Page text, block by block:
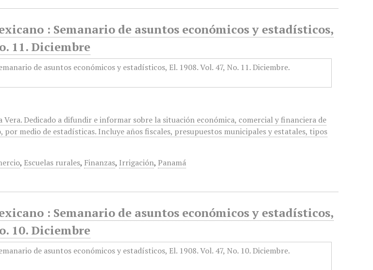
: Semanario de asuntos económicos y estadísticos,
11. Diciembre
Vera. Dedicado a difundir e informar sobre la situación económica, comercial y financiera de
por medio de estadísticas. Incluye años fiscales, presupuestos municipales y estatales, tipos
, Escuelas rurales, Finanzas, Irrigación, Panamá
: Semanario de asuntos económicos y estadísticos,
10. Diciembre